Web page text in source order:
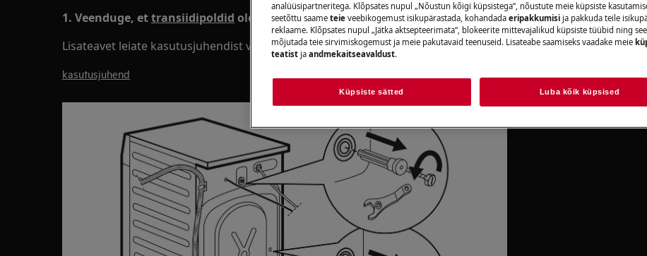
1. Veenduge, ettransiidipoldid oleks seadme tagaküljest eemaldatud.
Lisateavet leiate kasutusjuhendist või eraldi seadme infolehest. Laadige alla .
kasutusjuhend
analüüsipartneritega. Klõpsates nupul „Nõustun kõigi küpsistega“, nõustute meie küpsiste
seetõttu saame teie veebikogemust isikupärastada, kohandada eripakkumisi ja pakkuda teile
reklaame. Klõpsates nupul „Jätka aktsepteerimata“, blokeerite mittevajalikud küpsiste tüübid ning
mõjutada teie sirvimiskogemust ja meie pakutavaid teenuseid. Lisateabe saamiseks vaadake meie
teatist ja andmekaitseavaldust.
Küpsiste sätted Luba kõik küpsised